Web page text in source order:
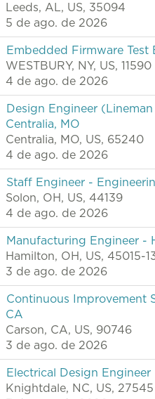
Leeds, AL, US, 35094
5 de ago. de 2026
Embedded Firmware Test
WESTBURY, NY, US, 11590
4 de ago. de 2026
Design Engineer
Centralia, MO
Centralia, MO, US, 65240
4 de ago. de 2026
Staff Engineer -
Solon, OH, US, 44139
4 de ago. de 2026
Manufacturing Engineer -
Hamilton, OH, US, 45015-
3 de ago. de 2026
Continuous Improvement
CA
Carson, CA, US, 90746
3 de ago. de 2026
Electrical Design Engineer
Knightdale, NC, US, 27545